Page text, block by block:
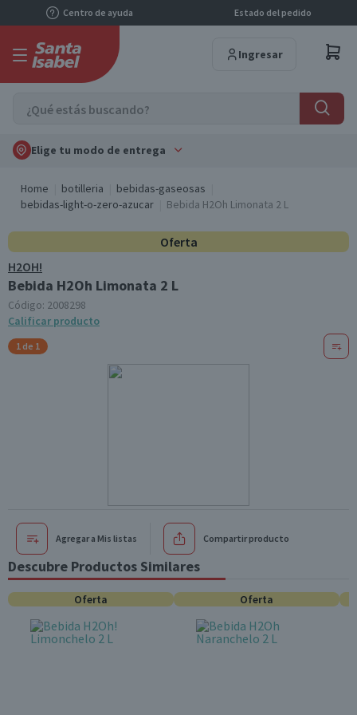
Centro de ayuda Estado del pedido
Ingresar
Elige tu modo de entrega
Home botilleria
bebidas-gaseosas
bebidas-light-o-zero-azucar
Bebida H2Oh Limonata 2 L
Oferta
H2OH!
Bebida H2Oh Limonata 2 L
Código: 2008298
Calificar producto
1 de 1
Agregar a Mis listas Compartir producto
Descubre Productos Similares
Oferta Oferta